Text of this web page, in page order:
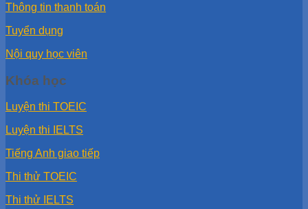
Thông tin thanh toán
Tuyển dụng
Nội quy học viên
Khóa học
Luyện thi TOEIC
Luyện thi IELTS
Tiếng Anh giao tiếp
Thi thử TOEIC
Thi thử IELTS